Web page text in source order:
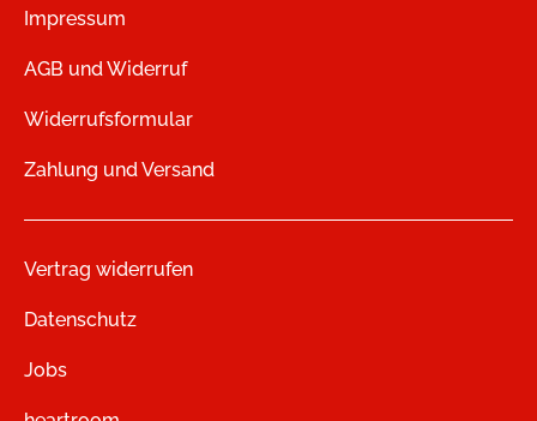
Impressum
AGB und Widerruf
Widerrufsformular
Zahlung und Versand
Vertrag widerrufen
Datenschutz
Jobs